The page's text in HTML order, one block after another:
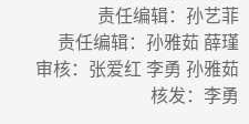
责任编辑：孙艺菲
责任编辑：孙雅茹 薛瑾
审核：张爱红 李勇 孙雅茹
核发：李勇